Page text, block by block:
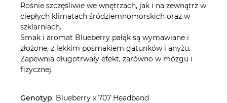
Rośnie szczęśliwie we wnętrzach, jak i na zewnątrz w
ciepłych klimatach śródziemnomorskich oraz w
szklarniach.
Smak i aromat Blueberry pałąk są wymawiane i
złożone, z lekkim posmakiem gatunków i anyżu.
Zapewnia długotrwały efekt, zarówno w mózgu i
fizycznej.
Genotyp: Blueberry x 707 Headband